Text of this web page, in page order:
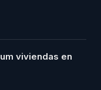
viviendas en